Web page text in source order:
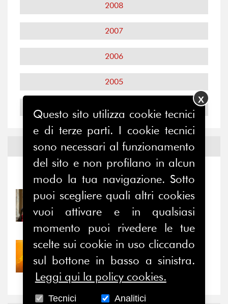
2008
2007
2006
2005
2004
Notizie edEventi
Eventi
31/07/2026
Prima della pausa estiva,
il valore di...
30/07/2026
Nove anni dopo la
“grande cecità”: la...
Questo sito utilizza cookie tecnici
e di terze parti. I cookie tecnici
sono necessari al funzionamento
del sito e non profilano in alcun
modo la tua navigazione. Sotto
puoi scegliere quali altri cookies
vuoi attivare e in qualsiasi
momento puoi rivedere le tue
scelte sui cookie in uso cliccando
sul bottone in basso a sinistra.
Leggi qui la policy cookies.
Tecnici Analitici
X